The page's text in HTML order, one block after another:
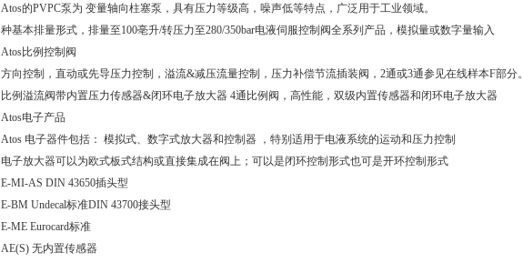
Atos的PVPC泵为 变量轴向柱塞泵，具有压力等级高，噪声低等特点，广泛用于工业领域。
种基本排量形式，排量至100亳升/转压力至280/350bar电液伺服控制阀全系列产品，模拟量或数字量输入
Atos比例控制阀
方向控制，直动或先导压力控制，溢流&减压流量控制，压力补偿节流插装阀，2通或3通参见在线样本F部分。
比例溢流阀带内置压力传感器&闭环电子放大器 4通比例阀，高性能，双级内置传感器和闭环电子放大器
Atos电子产品
Atos 电子器件包括： 模拟式、数字式放大器和控制器 ，特别适用于电液系统的运动和压力控制
电子放大器可以为欧式板式结构或直接集成在阀上；可以是闭环控制形式也可是开环控制形式
E-MI-AS DIN 43650插头型
E-BM Undecal标准DIN 43700接头型
E-ME Eurocard标准
AE(S) 无内置传感器